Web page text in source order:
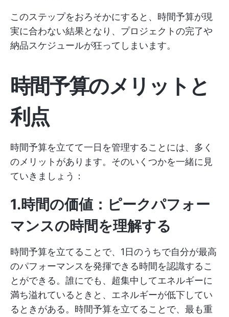
このステップをおろそかにすると、時間予算が現
実に合わない結果となり、プロジェクトの完了や
納品スケジュールが狂ってしまいます。
時間予算のメリットと
利点
時間予算を立てて一日を管理することには、多く
のメリットがあります。そのいくつかを一緒に見
ていきましょう：
1.時間の価値：ピークパフォー
マンスの時間を理解する
時間予算を立てることで、1日のうちで自分が最高
のパフォーマンスを発揮できる時間を認識するこ
とができる。誰にでも、超集中してエネルギーに
満ち溢れているときと、エネルギーが低下してい
るときがある。時間予算を立てることで、最も重